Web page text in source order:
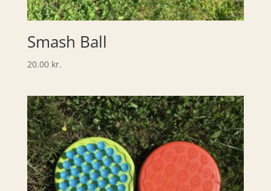
Smash Ball
20.00 kr.